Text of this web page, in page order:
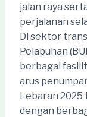
jalan raya
perjalanan
Di sektor
Pelabuhan
berbagai
arus
Lebaran 2025
dengan